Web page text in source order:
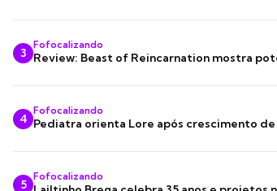
3
Fofocalizando
Review: Beast of Reincarnation mostra
4
Fofocalizando
Pediatra orienta Lore após crescimento de
5
Fofocalizando